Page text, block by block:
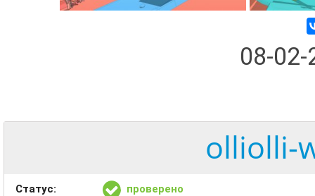
08-
olliolli-
Статус: проверено